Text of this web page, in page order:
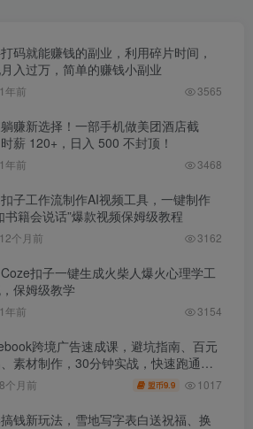
码就能赚钱的副业，利用碎片时间，
入过万，简单的赚钱小副业
1年前 3565
赚新选择！一部手机做美团酒店截
薪 120+，日入 500 不封顶！
1年前 3468
子工作流制作AI视频工具，一键制作
书籍会说话”爆款视频保姆级教程
12个月前 3162
扣子一键生成火柴人爆火心理学工
保姆级教学
1年前 3154
跨境广告速成课，避坑指南、百元
素材制作，30分钟实战，快速跑通首
8个月前 盟币9.9 1017
钱新玩法，雪地写字表白送祝福、换